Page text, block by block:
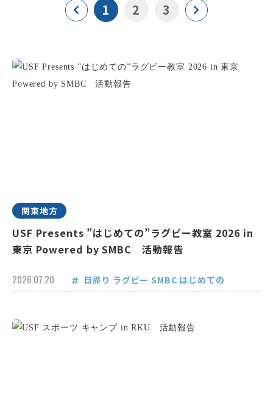
1 2 3
関東地方
USF Presents ”はじめての”ラグビー教室 2026 in
東京 Powered by SMBC 活動報告
2026.07.20 日帰り ラグビー SMBC はじめての